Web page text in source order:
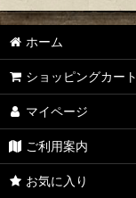
ホーム
ショッピングカート
マイページ
ご利用案内
お気に入り